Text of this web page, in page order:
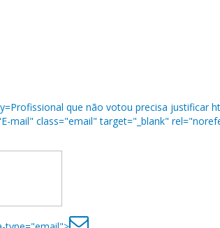
que não votou precisa justificar
mail" class="email" target="_blank"